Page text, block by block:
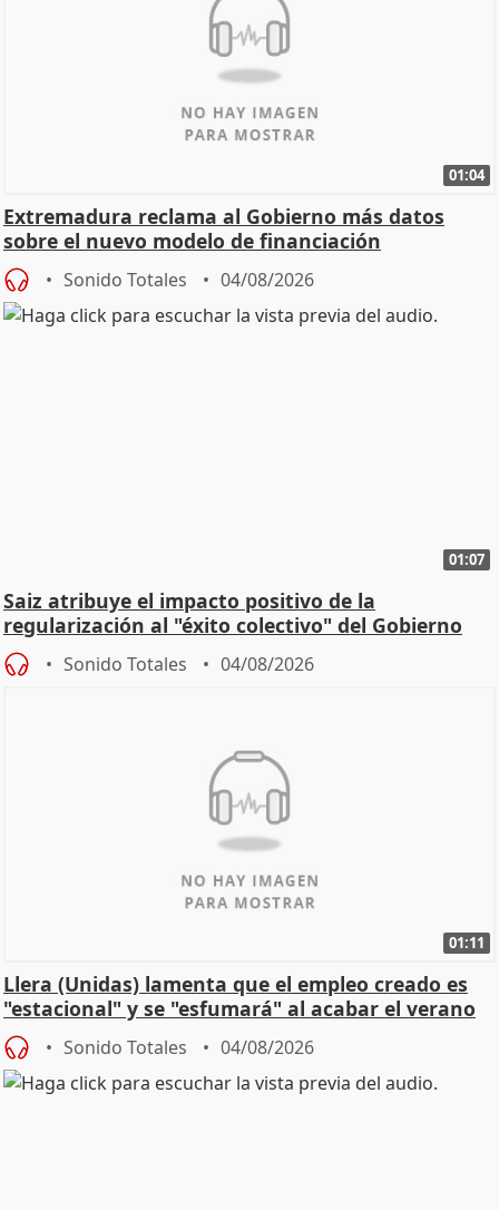
01:04
Extremadura reclama al Gobierno más datos
sobre el nuevo modelo de financiación
Sonido Totales 04/08/2026
01:07
Saiz atribuye el impacto positivo de la
regularización al "éxito colectivo" del Gobierno
Sonido Totales 04/08/2026
01:11
Llera (Unidas) lamenta que el empleo creado es
"estacional" y se "esfumará" al acabar el verano
Sonido Totales 04/08/2026